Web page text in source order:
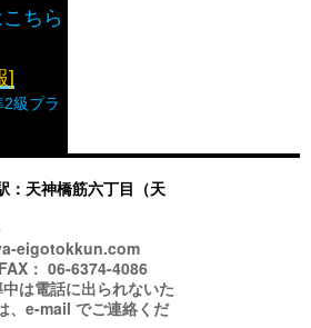
ちら
]
級プラ
：天神橋筋六丁目（天
eigotokkun.com
： 06-6374-4086
は電話に出られないた
、e-mail でご連絡くだ